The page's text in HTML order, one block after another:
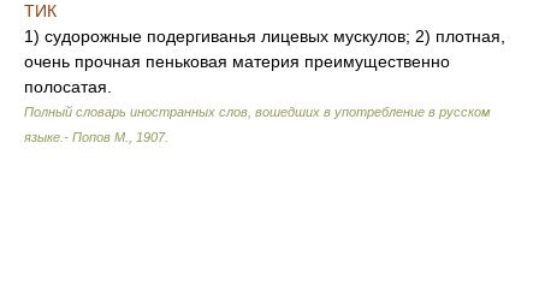
ТИК
1) судорожные подергиванья лицевых мускулов; 2) плотная,
очень прочная пеньковая материя преимущественно
полосатая.
Полный словарь иностранных слов, вошедших в употребление в русском
языке.- Попов М.
1907.